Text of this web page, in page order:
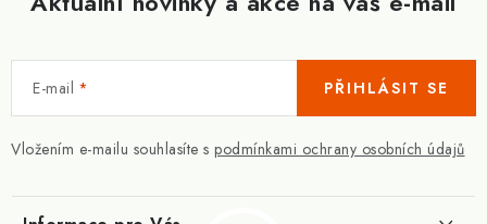
E-mail
Vložením e-mailu souhlasíte s podmínkami ochrany osobních údajů
PŘIHLÁSIT SE